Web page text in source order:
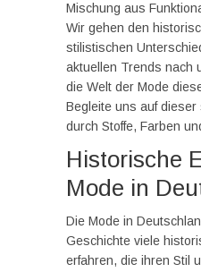
Mischung aus
Wir gehen den
stilistischen
aktuellen Trends nach
die Welt der Mode
Begleite uns auf
durch Stoffe, Farben
Historische
Mode in
Die Mode in
Geschichte viele
erfahren, die ihren Stil